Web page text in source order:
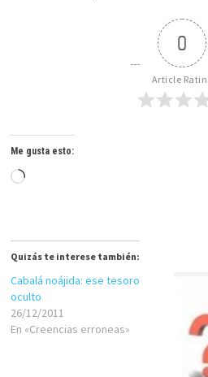
0
Article
Me gusta esto:
Cargando...
Quizás te interese también:
Cabalá noájida: ese tesoro
oculto
26/12/2011
En «Creencias erroneas»